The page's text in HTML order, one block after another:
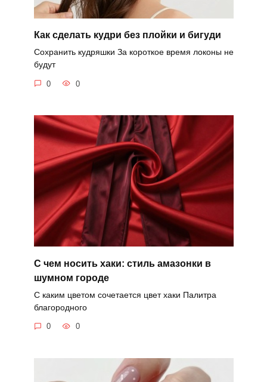
Как сделать кудри без плойки и бигуди
Сохранить кудряшки За короткое время локоны не
будут
0 0
С чем носить хаки: стиль амазонки в
шумном городе
С каким цветом сочетается цвет хаки Палитра
благородного
0 0